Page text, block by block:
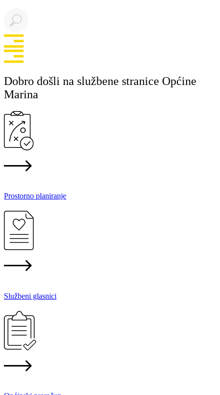
Dobro došli na službene stranice Općine
Marina
Prostorno planiranje
Službeni glasnici